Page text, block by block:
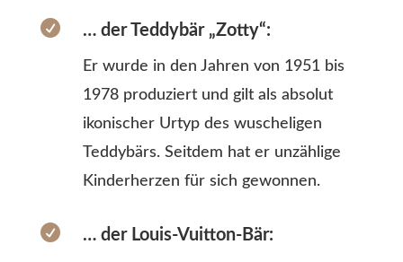
 … der Teddybär „Zotty“:
Er wurde in den Jahren von 1951 bis
1978 produziert und gilt als absolut
ikonischer Urtyp des wuscheligen
Teddybärs. Seitdem hat er unzählige
Kinderherzen für sich gewonnen.
 … der Louis-Vuitton-Bär: